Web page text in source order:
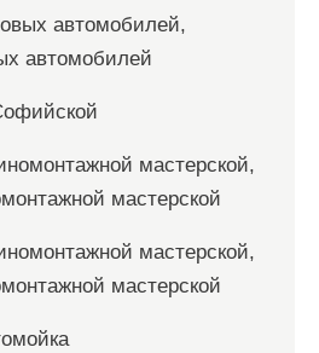
автомобилей,
автомобилей
мастерской,
мастерской
мастерской,
мастерской